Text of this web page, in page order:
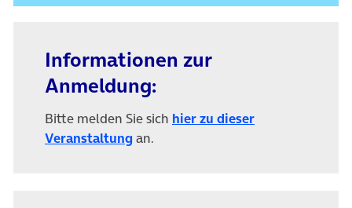
Informationen zur
Anmeldung:
Bitte melden Sie sich hier zu dieser
Veranstaltung(öffnet in neuem Tab)
an.